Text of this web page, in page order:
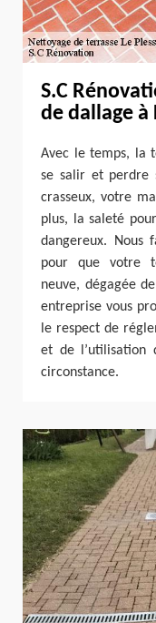
S.C
de dallage à
Avec le temps, la
se salir et perdre
crasseux, votre
plus, la saleté
dangereux. Nous
pour que votre
neuve, dégagée
entreprise vous
le respect de
et de l’utilisation
circonstance.